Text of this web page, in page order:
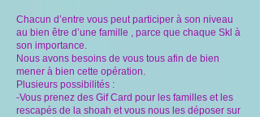
Chacun d’entre vous peut participer à son niveau
au bien être d’une famille , parce que chaque Skl à
son importance.
Nous avons besoins de vous tous afin de bien
mener à bien cette opération.
Plusieurs possibilités :
-Vous prenez des Gif Card pour les familles et les
rescapés de la shoah et vous nous les déposer sur